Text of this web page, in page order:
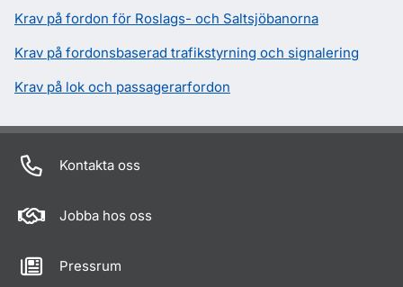
Krav på fordon för Roslags- och Saltsjöbanorna
Krav på fordonsbaserad trafikstyrning och signalering
Krav på lok och passagerarfordon
Kontakta oss
Jobba hos oss
Pressrum